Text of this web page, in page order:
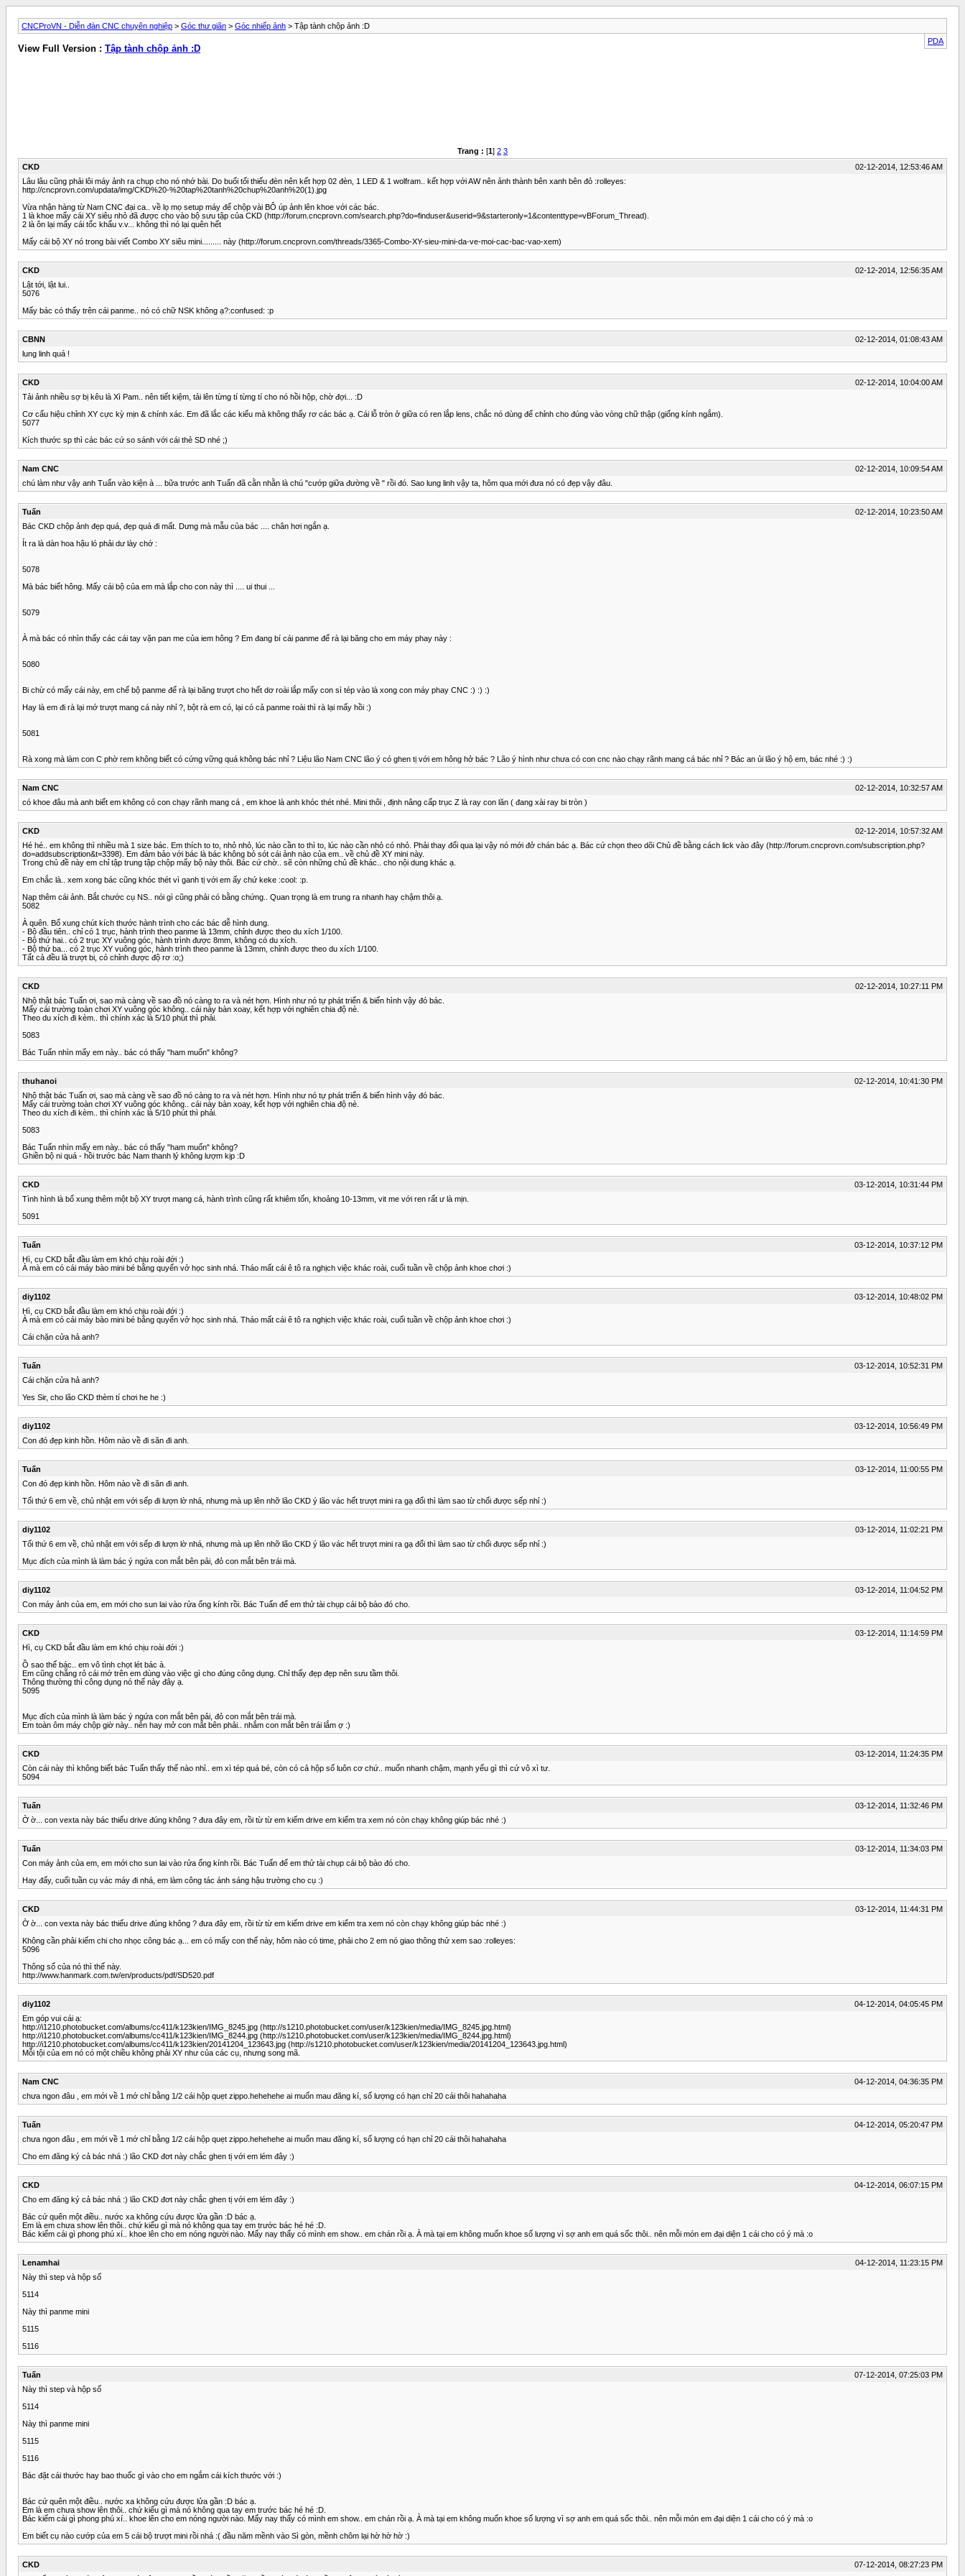
CNCProVN - Diễn đàn CNC chuyên nghiệp > Góc thư giãn > Góc nhiếp ảnh > Tập tành chộp ảnh :D
PDA
View Full Version : Tập tành chộp ảnh :D
Trang : [1] 2 3
CKD
02-12-2014, 12:53:46 AM
Lâu lâu cũng phải lôi máy ảnh ra chụp cho nó nhớ bài. Do buổi tối thiếu đèn nên kết hợp 02 đèn, 1 LED & 1 wolfram.. kết hợp với AW nên ảnh thành bên xanh bên đỏ :rolleyes:
http://cncprovn.com/updata/img/CKD%20-%20tap%20tanh%20chup%20anh%20(1).jpg
Vừa nhận hàng từ Nam CNC đại ca.. về lọ mọ setup máy để chộp vài BÔ úp ảnh lên khoe với các bác.
1 là khoe mấy cái XY siêu nhỏ đã được cho vào bộ sưu tập của CKD (http://forum.cncprovn.com/search.php?do=finduser&userid=9&starteronly=1&contenttype=vBForum_Thread).
2 là ôn lại mấy cái tốc khẩu v.v... không thì nó lại quên hết
Mấy cái bộ XY nó trong bài viết Combo XY siêu mini......... này (http://forum.cncprovn.com/threads/3365-Combo-XY-sieu-mini-da-ve-moi-cac-bac-vao-xem)
CKD
02-12-2014, 12:56:35 AM
Lật tới, lật lui..
5076
Mấy bác có thấy trên cái panme.. nó có chữ NSK không ạ?:confused: :p
CBNN
02-12-2014, 01:08:43 AM
lung linh quá !
CKD
02-12-2014, 10:04:00 AM
Tải ảnh nhiều sợ bị kêu là Xì Pam.. nên tiết kiệm, tải lên từng tí từng tí cho nó hồi hộp, chờ đợi... :D
Cơ cấu hiệu chỉnh XY cực kỳ mịn & chính xác. Em đã lắc các kiểu mà không thấy rơ các bác ạ. Cái lỗ tròn ở giữa có ren lắp lens, chắc nó dùng để chỉnh cho đúng vào vòng chữ thập (giống kính ngắm).
5077
Kích thước sp thì các bác cứ so sánh với cái thẻ SD nhé ;)
Nam CNC
02-12-2014, 10:09:54 AM
chú làm như vậy anh Tuấn vào kiện à ... bữa trước anh Tuấn đã cằn nhằn là chú "cướp giữa đường về " rồi đó. Sao lung linh vậy ta, hôm qua mới đưa nó có đẹp vậy đâu.
Tuấn
02-12-2014, 10:23:50 AM
Bác CKD chộp ảnh đẹp quá, đẹp quá đi mất. Dưng mà mẫu của bác .... chân hơi ngắn ạ.
Ít ra là dàn hoa hậu ló phải dư lày chớ :
5078
Mà bác biết hông. Mấy cái bộ của em mà lắp cho con này thì .... ui thui ...
5079
À mà bác có nhìn thấy các cái tay vặn pan me của iem hông ? Em đang bí cái panme để rà lại băng cho em máy phay này :
5080
Bi chừ có mấy cái này, em chế bộ panme để rà lại băng trượt cho hết dơ roài lắp mấy con sì tép vào là xong con máy phay CNC :) :) :)
Hay là em đi rà lại mớ trượt mang cá này nhỉ ?, bột rà em có, lại có cả panme roài thì rà lại mấy hồi :)
5081
Rà xong mà làm con C phờ rem không biết có cứng vững quá không bác nhỉ ? Liệu lão Nam CNC lão ý có ghen tị với em hông hở bác ? Lão ý hình như chưa có con cnc nào chạy rãnh mang cá bác nhỉ ? Bác an ủi lão ý hộ em, bác nhé :) :)
Nam CNC
02-12-2014, 10:32:57 AM
có khoe đâu mà anh biết em không có con chạy rãnh mang cá , em khoe là anh khóc thét nhé. Mini thôi , định nâng cấp trục Z là ray con lăn ( đang xài ray bi tròn )
CKD
02-12-2014, 10:57:32 AM
Hé hé.. em không thì nhiều mà 1 size bác. Em thích to to, nhỏ nhỏ, lúc nào cần to thì to, lúc nào cần nhỏ có nhỏ. Phải thay đổi qua lại vậy nó mới đở chán bác ạ. Bác cứ chọn theo dõi Chủ đề bằng cách lick vào đây (http://forum.cncprovn.com/subscription.php?
do=addsubscription&t=3398). Em đảm bảo với bác là bác không bỏ sót cái ảnh nào của em.. về chủ đề XY mini này.
Trong chủ đề này em chỉ tập trung tập chộp mấy bộ này thôi. Bác cứ chờ.. sẽ còn những chủ đề khác.. cho nội dung khác ạ.
Em chắc là.. xem xong bác cũng khóc thét vì ganh tị với em ấy chứ keke :cool: :p.
Nạp thêm cái ảnh. Bắt chước cụ NS.. nói gì cũng phải có bằng chứng.. Quan trọng là em trung ra nhanh hay chậm thôi ạ.
5082
À quên. Bổ xung chút kích thước hành trình cho các bác dễ hình dung.
- Bộ đầu tiên.. chỉ có 1 trục, hành trình theo panme là 13mm, chỉnh được theo du xích 1/100.
- Bộ thứ hai.. có 2 trục XY vuông góc, hành trình được 8mm, không có du xích.
- Bộ thứ ba... có 2 trục XY vuông góc, hành trình theo panme là 13mm, chỉnh được theo du xích 1/100.
Tất cả đều là trượt bi, có chỉnh được độ rơ :o;)
CKD
02-12-2014, 10:27:11 PM
Nhộ thật bác Tuấn ơi, sao mà càng về sao đồ nó càng to ra và nét hơn. Hình như nó tự phát triển & biến hình vậy đó bác.
Mấy cái trường toàn chơi XY vuông góc không.. cái này bàn xoay, kết hợp với nghiên chia độ nè.
Theo du xích đi kèm.. thì chính xác là 5/10 phút thì phải.
5083
Bác Tuấn nhìn mấy em này.. bác có thấy "ham muốn" không?
thuhanoi
02-12-2014, 10:41:30 PM
Nhộ thật bác Tuấn ơi, sao mà càng về sao đồ nó càng to ra và nét hơn. Hình như nó tự phát triển & biến hình vậy đó bác.
Mấy cái trường toàn chơi XY vuông góc không.. cái này bàn xoay, kết hợp với nghiên chia độ nè.
Theo du xích đi kèm.. thì chính xác là 5/10 phút thì phải.
5083
Bác Tuấn nhìn mấy em này.. bác có thấy "ham muốn" không?
Ghiền bộ ni quá - hồi trước bác Nam thanh lý không lượm kịp :D
CKD
03-12-2014, 10:31:44 PM
Tình hình là bổ xung thêm một bộ XY trượt mang cá, hành trình cũng rất khiêm tốn, khoảng 10-13mm, vit me với ren rất ư là mịn.
5091
Tuấn
03-12-2014, 10:37:12 PM
Hì, cụ CKD bắt đầu làm em khó chịu roài đới :)
À mà em có cái máy bào mini bé bằng quyển vở học sinh nhá. Tháo mất cái ê tô ra nghịch việc khác roài, cuối tuần về chộp ảnh khoe chơi :)
diy1102
03-12-2014, 10:48:02 PM
Hì, cụ CKD bắt đầu làm em khó chịu roài đới :)
À mà em có cái máy bào mini bé bằng quyển vở học sinh nhá. Tháo mất cái ê tô ra nghịch việc khác roài, cuối tuần về chộp ảnh khoe chơi :)
Cái chặn cửa hả anh?
Tuấn
03-12-2014, 10:52:31 PM
Cái chặn cửa hả anh?
Yes Sir, cho lão CKD thèm tí chơi he he :)
diy1102
03-12-2014, 10:56:49 PM
Con đó đẹp kinh hồn. Hôm nào về đi săn đi anh.
Tuấn
03-12-2014, 11:00:55 PM
Con đó đẹp kinh hồn. Hôm nào về đi săn đi anh.
Tối thứ 6 em về, chủ nhật em với sếp đi lượn lờ nhá, nhưng mà up lên nhỡ lão CKD ý lão vác hết trượt mini ra gạ đổi thì làm sao từ chối được sếp nhỉ :)
diy1102
03-12-2014, 11:02:21 PM
Tối thứ 6 em về, chủ nhật em với sếp đi lượn lờ nhá, nhưng mà up lên nhỡ lão CKD ý lão vác hết trượt mini ra gạ đổi thì làm sao từ chối được sếp nhỉ :)
Mục đích của mình là làm bác ý ngứa con mắt bên pải, đỏ con mắt bên trái mà.
diy1102
03-12-2014, 11:04:52 PM
Con máy ảnh của em, em mới cho sun lai vào rửa ống kính rồi. Bác Tuấn để em thử tài chụp cái bộ bào đó cho.
CKD
03-12-2014, 11:14:59 PM
Hì, cụ CKD bắt đầu làm em khó chịu roài đới :)
Ồ sao thế bác.. em vô tình chọt lét bác à.
Em cũng chẵng rỏ cái mớ trên em dùng vào việc gì cho đúng công dụng. Chỉ thấy đẹp đẹp nên sưu tầm thôi.
Thông thường thì công dụng nó thế này đây ạ.
5095
Mục đích của mình là làm bác ý ngứa con mắt bên pải, đỏ con mắt bên trái mà.
Em toàn ôm máy chộp giờ này.. nên hay mở con mắt bên phải.. nhắm con mắt bên trái lắm ợ :)
CKD
03-12-2014, 11:24:35 PM
Còn cái này thì không biết bác Tuấn thấy thế nào nhỉ.. em xì tép quá bé, còn có cả hộp số luôn cơ chứ.. muốn nhanh chậm, mạnh yếu gì thì cứ vô xì tư.
5094
Tuấn
03-12-2014, 11:32:46 PM
Ờ ờ... con vexta này bác thiếu drive đúng không ? đưa đây em, rồi từ từ em kiếm drive em kiểm tra xem nó còn chạy không giúp bác nhé :)
Tuấn
03-12-2014, 11:34:03 PM
Con máy ảnh của em, em mới cho sun lai vào rửa ống kính rồi. Bác Tuấn để em thử tài chụp cái bộ bào đó cho.
Hay đấy, cuối tuần cụ vác máy đi nhá, em làm công tác ánh sáng hậu trường cho cụ :)
CKD
03-12-2014, 11:44:31 PM
Ờ ờ... con vexta này bác thiếu drive đúng không ? đưa đây em, rồi từ từ em kiếm drive em kiểm tra xem nó còn chạy không giúp bác nhé :)
Không cần phải kiếm chi cho nhọc công bác ạ... em có mấy con thế này, hôm nào có time, phải cho 2 em nó giao thông thử xem sao :rolleyes:
5096
Thông số của nó thì thế này.
http://www.hanmark.com.tw/en/products/pdf/SD520.pdf
diy1102
04-12-2014, 04:05:45 PM
Em góp vui cái ạ:
http://i1210.photobucket.com/albums/cc411/k123kien/IMG_8245.jpg (http://s1210.photobucket.com/user/k123kien/media/IMG_8245.jpg.html)
http://i1210.photobucket.com/albums/cc411/k123kien/IMG_8244.jpg (http://s1210.photobucket.com/user/k123kien/media/IMG_8244.jpg.html)
http://i1210.photobucket.com/albums/cc411/k123kien/20141204_123643.jpg (http://s1210.photobucket.com/user/k123kien/media/20141204_123643.jpg.html)
Mỗi tội của em nó có một chiều không phải XY như của các cụ, nhưng song mã.
Nam CNC
04-12-2014, 04:36:35 PM
chưa ngon đâu , em mới về 1 mớ chỉ bằng 1/2 cái hộp quẹt zippo.hehehehe ai muốn mau đăng kí, số lượng có hạn chỉ 20 cái thôi hahahaha
Tuấn
04-12-2014, 05:20:47 PM
chưa ngon đâu , em mới về 1 mớ chỉ bằng 1/2 cái hộp quẹt zippo.hehehehe ai muốn mau đăng kí, số lượng có hạn chỉ 20 cái thôi hahahaha
Cho em đăng ký cả bác nhá :) lão CKD đơt này chắc ghen tị với em lém đây :)
CKD
04-12-2014, 06:07:15 PM
Cho em đăng ký cả bác nhá :) lão CKD đơt này chắc ghen tị với em lém đây :)
Bác cứ quên một điều.. nước xa không cứu được lửa gần :D bác ạ.
Em là em chưa show lên thôi.. chứ kiểu gì mà nó không qua tay em trước bác hé hé :D.
Bác kiếm cái gì phong phú xí.. khoe lên cho em nóng người nào. Mấy nay thấy có mình em show.. em chán rồi ạ. À mà tại em không muốn khoe số lượng vì sợ anh em quá sốc thôi.. nên mỗi món em đại diện 1 cái cho có ý mà :o
Lenamhai
04-12-2014, 11:23:15 PM
Này thì step và hộp số
5114
Này thì panme mini
5115
5116
Tuấn
07-12-2014, 07:25:03 PM
Này thì step và hộp số
5114
Này thì panme mini
5115
5116
Bác đặt cái thước hay bao thuốc gì vào cho em ngắm cái kích thước với :)
Bác cứ quên một điều.. nước xa không cứu được lửa gần :D bác ạ.
Em là em chưa show lên thôi.. chứ kiểu gì mà nó không qua tay em trước bác hé hé :D.
Bác kiếm cái gì phong phú xí.. khoe lên cho em nóng người nào. Mấy nay thấy có mình em show.. em chán rồi ạ. À mà tại em không muốn khoe số lượng vì sợ anh em quá sốc thôi.. nên mỗi món em đại diện 1 cái cho có ý mà :o
Em biết cụ nào cướp của em 5 cái bộ trượt mini rồi nhá :( đầu năm mềnh vào Sì gòn, mềnh chôm lại hờ hờ hờ :)
CKD
07-12-2014, 08:27:23 PM